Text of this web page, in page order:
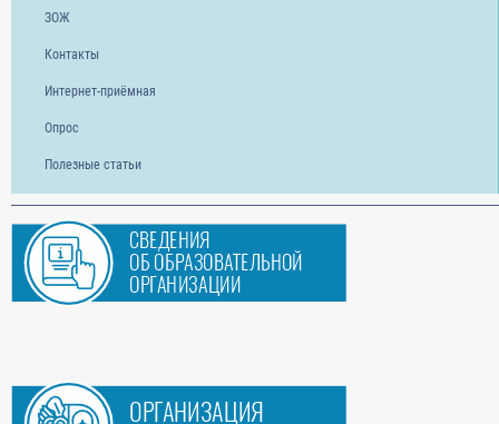
ЗОЖ
Контакты
Интернет-приёмная
Опрос
Полезные статьи